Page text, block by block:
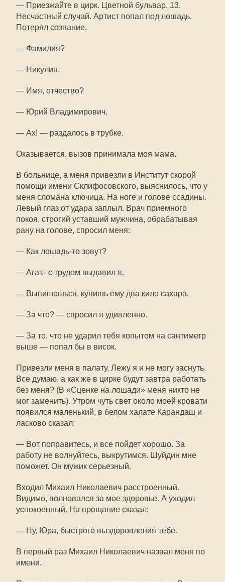
— Приезжайте в цирк. Цветной бульвар, 13.
Несчастный случай. Артист попал под лошадь.
Потерял сознание.
— Фамилия?
— Никулин.
— Имя, отчество?
— Юрий Владимирович.
— Ах! — раздалось в трубке.
Оказывается, вызов принимала моя мама.
В больнице, а меня привезли в Институт скорой
помощи имени Склифосовского, выяснилось, что у
меня сломана ключица. На ноге и голове ссадины.
Левый глаз от удара заплыл. Врач приемного
покоя, строгий уставший мужчина, обрабатывая
рану на голове, спросил меня:
— Как лошадь-то зовут?
— Агат,- с трудом выдавил я.
— Выпишешься, купишь ему два кило сахара.
— За что? — спросил я удивленно.
— За то, что не ударил тебя копытом на сантиметр
выше — попал бы в висок.
Привезли меня в палату. Лежу я и не могу заснуть.
Все думаю, а как же в цирке будут завтра работать
без меня? (В «Сценке на лошади» меня никто не
мог заменить). Утром чуть свет около моей кровати
появился маленький, в белом халате Карандаш и
ласково сказал:
— Вот поправитесь, и все пойдет хорошо. За
работу не волнуйтесь, выкрутимся. Шуйдин мне
поможет. Он мужик серьезный.
Входил Михаил Николаевич расстроенный.
Видимо, волновался за мое здоровье. А уходил
успокоенный. На прощание сказал:
— Ну, Юра, быстрого выздоровления тебе.
В первый раз Михаил Николаевич назвал меня по
имени.